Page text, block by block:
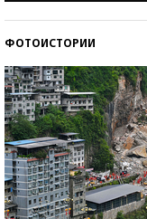
ФОТОИСТОРИИ